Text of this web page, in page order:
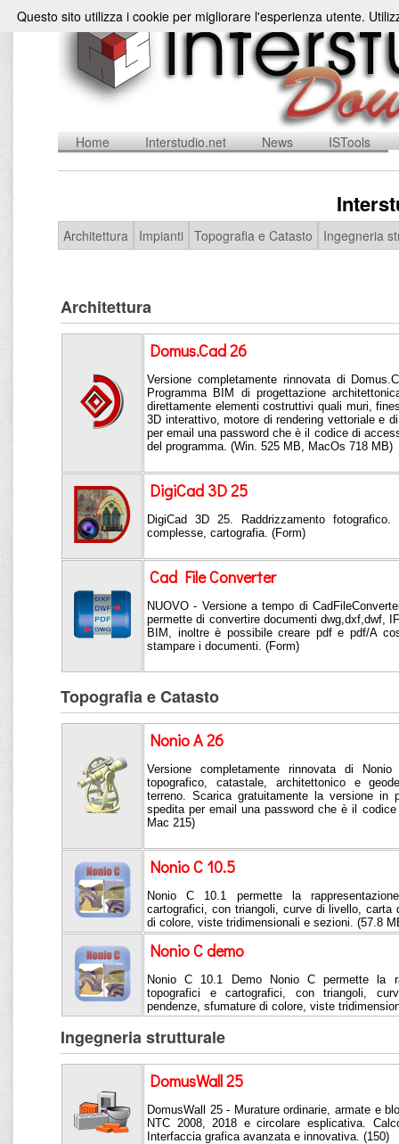
Home Interstudio.net News ISTools
Architettura Impianti Topografia e Catasto Ingegneria
Architettura
Domus.Cad 26
Versione completamente rinnovata di
Programma BIM di progettazione
direttamente elementi costruttivi quali muri,
3D interattivo, motore di rendering vettoriale e
per email una password che è il codice di
del programma. (Win. 525 MB, MacOs 718 MB)
DigiCad 3D 25
DigiCad 3D 25. Raddrizzamento
complesse, cartografia. (Form)
Cad File Converter
NUOVO - Versione a tempo di
permette di convertire documenti dwg,dxf,dwf,
BIM, inoltre è possibile creare pdf e pdf/A
stampare i documenti. (Form)
Topografia e Catasto
Nonio A 26
Versione completamente rinnovata di
topografico, catastale, architettonico e
terreno. Scarica gratuitamente la versione in
spedita per email una password che è il
Mac 215)
Nonio C 10.5
Nonio C 10.1 permette la
cartografici, con triangoli, curve di livello, carta
di colore, viste tridimensionali e sezioni. (57.8
Nonio C demo
Nonio C 10.1 Demo Nonio C permette la
topografici e cartografici, con triangoli,
pendenze, sfumature di colore, viste
Ingegneria strutturale
DomusWall 25
DomusWall 25 - Murature ordinarie, armate e
NTC 2008, 2018 e circolare esplicativa.
Interfaccia grafica avanzata e innovativa. (150)
Questo sito utilizza i cookie per migliorare l'esperienza utente.